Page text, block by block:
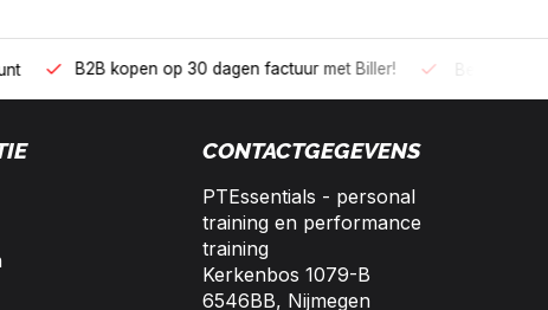
kopen op 30 dagen factuur met Biller! Bereikbaar per
CONTACTGEGEVENS
PTEssentials - personal
training en performance
training
Kerkenbos 1079-B
6546BB, Nijmegen